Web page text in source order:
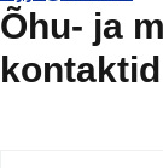
Õhu- ja
kontaktid